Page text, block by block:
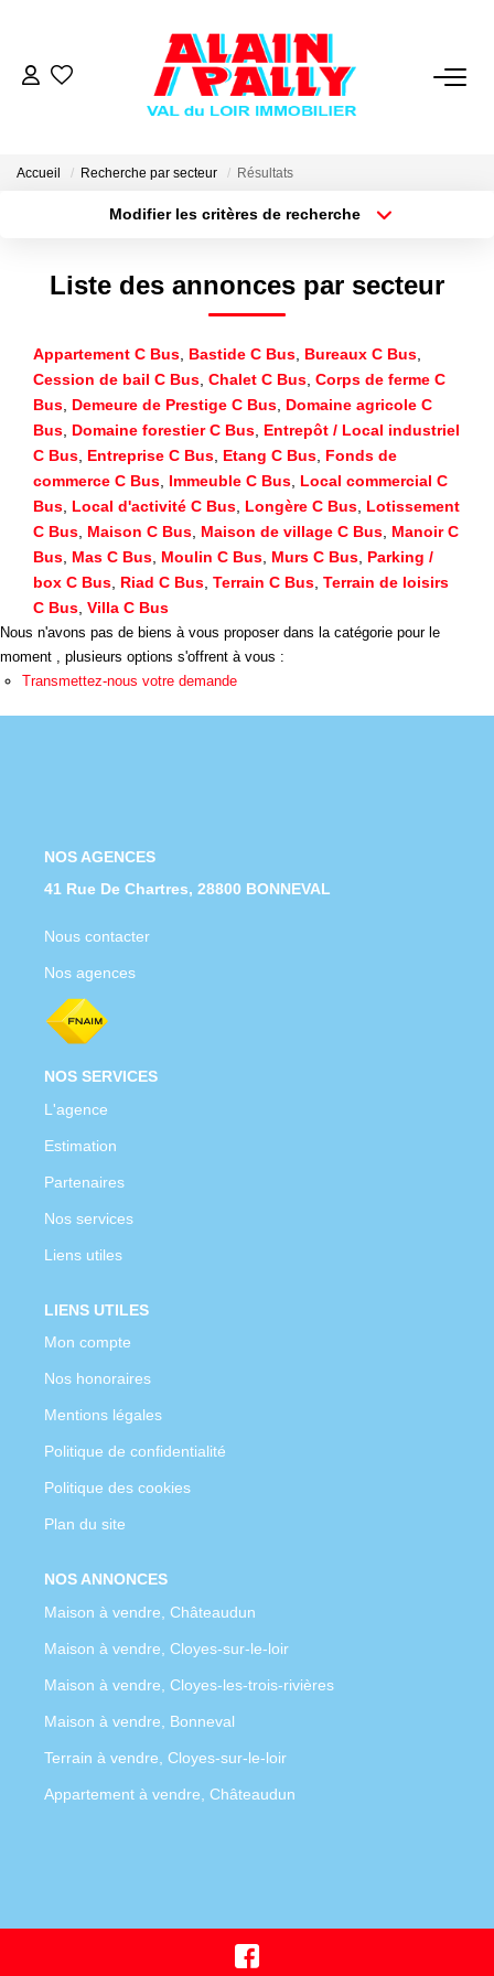
VENTE
LOCATION
DERNIERES VENTES
NOS AGENCES
Qui Sommes Nous
Notre Équipe
Nous Rejoindre
Nos Actualités
Accueil Recherche par secteur Résultats
Modifier les critères de recherche
Type de bien
Surface min
Budget max Plus de critères
Créer une alerte
Liste des annonces par secteur
Appartement C Bus Bastide C Bus Bureaux C Bus
Cession de bail C Bus Chalet C Bus Corps de ferme C
Bus Demeure de Prestige C Bus Domaine agricole C
Bus Domaine forestier C Bus Entrepôt / Local industriel
C Bus Entreprise C Bus Etang C Bus Fonds de
commerce C Bus Immeuble C Bus Local commercial C
Bus Local d'activité C Bus Longère C Bus Lotissement
C Bus Maison C Bus Maison de village C Bus Manoir C
Bus Mas C Bus Moulin C Bus Murs C Bus Parking /
box C Bus Riad C Bus Terrain C Bus Terrain de loisirs
C Bus Villa C Bus
Nous n'avons pas de biens à vous proposer dans la catégorie pour le
moment , plusieurs options s'offrent à vous :
Transmettez-nous votre demande
NOS AGENCES
41 Rue De Chartres, 28800 BONNEVAL
Nous contacter
Nos agences
NOS SERVICES
L'agence
Estimation
Partenaires
Nos services
Liens utiles
LIENS UTILES
Mon compte
Nos honoraires
Mentions légales
Politique de confidentialité
Politique des cookies
Plan du site
NOS ANNONCES
Maison à vendre, Châteaudun
Maison à vendre, Cloyes-sur-le-loir
Maison à vendre, Cloyes-les-trois-rivières
Maison à vendre, Bonneval
Terrain à vendre, Cloyes-sur-le-loir
Appartement à vendre, Châteaudun